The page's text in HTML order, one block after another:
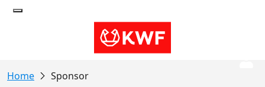
Sponsor